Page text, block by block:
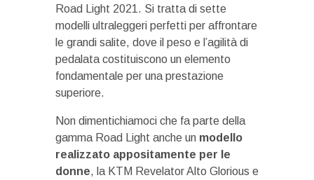
Road Light 2021. Si tratta di sette
modelli ultraleggeri perfetti per affrontare
le grandi salite, dove il peso e l’agilità di
pedalata costituiscono un elemento
fondamentale per una prestazione
superiore.
Non dimentichiamoci che fa parte della
gamma Road Light anche un modello
realizzato appositamente per le
donne, la KTM Revelator Alto Glorious e